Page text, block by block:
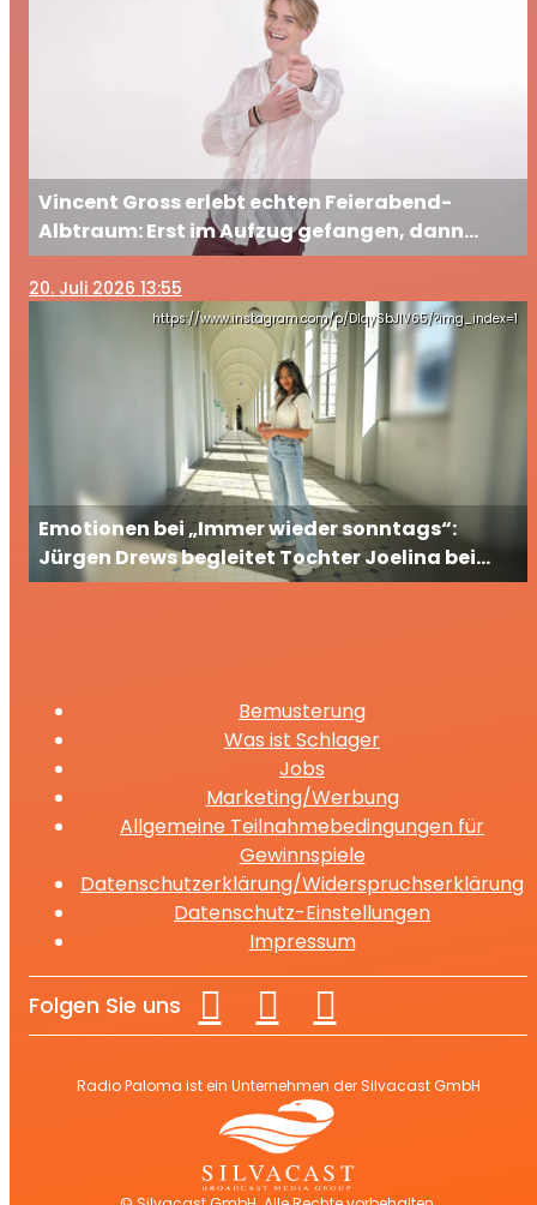
Vincent Gross erlebt echten Feierabend-
Albtraum: Erst im Aufzug gefangen, dann
ausgesperrt
20. Juli 2026 13:55
https://www.instagram.com/p/DIqySbJIV65/?img_index=1
Emotionen bei „Immer wieder sonntags“:
Jürgen Drews begleitet Tochter Joelina bei
ihrem großen TV-Auftritt
Bemusterung
Was ist Schlager
Jobs
Marketing/Werbung
Allgemeine Teilnahmebedingungen für
Gewinnspiele
Datenschutzerklärung/Widerspruchserklärung
Datenschutz-Einstellungen
Impressum
Folgen Sie uns
Radio Paloma ist ein Unternehmen der Silvacast GmbH